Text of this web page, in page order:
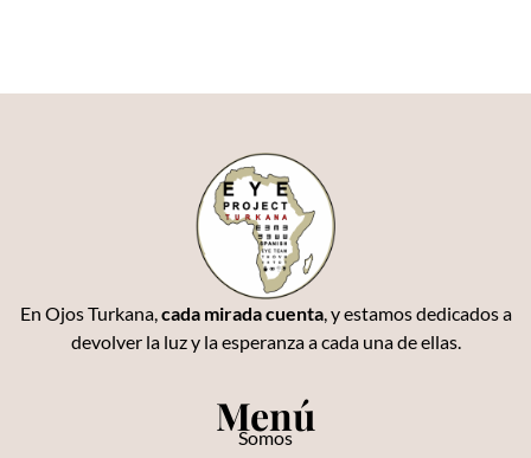
En Ojos Turkana,cada mirada cuenta, y estamos dedicados a
devolver la luz y la esperanza a cada una de ellas.
Menú
Somos